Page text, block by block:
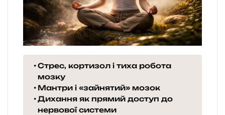
Стрес, кортизол і тиха робота
мозку
Мантри і «зайнятий» мозок
Дихання як прямий доступ до
нервової системи